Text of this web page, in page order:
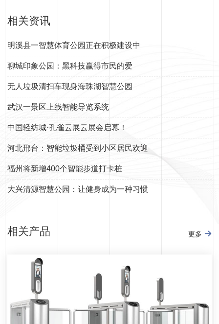
相关资讯
明溪县一智慧体育公园正在积极建设中
聊城印象公园：黑科技赢得市民的爱
无人垃圾清扫车现身海珠湖智慧公园
武汉一景区上线智能导览系统
中国轻纺城·孔雀云展云展会启幕！
河北邢台：智能垃圾桶受到小区居民欢迎
福州将新增400个智能步道打卡桩
大兴清源智慧公园：让健身成为一种习惯
相关产品 更多